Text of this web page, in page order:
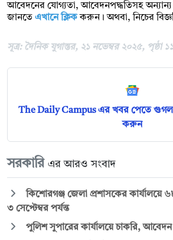
আবেদনের যোগ্যতা, আবেদনপদ্ধতিসহ অন্যান্য
জানতে এখানে ক্লিক করুন। অথবা, নিচের
সূত্র: দৈনিক যুগান্তর, ২১ নভেম্বর ২০২৫, পৃষ্ঠা ১১
The Daily Campus এর খবর পেতে
করুন
সরকারি এর আরও সংবাদ
কিশোরগঞ্জ জেলা প্রশাসকের কার্যালয়ে
৩ সেপ্টেম্বর পর্যন্ত
পুলিশ সুপারের কার্যালয়ে চাকরি,